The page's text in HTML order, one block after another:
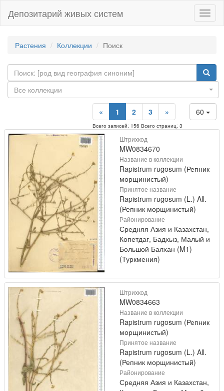
Депозитарий живых систем
Растения Коллекции Поиск
Все коллекции
60
« 1 2 3 »
Всего записей: 156 Всего страниц: 3
Штрихкод
MW0834670
Название в коллекции
Rapistrum rugosum (Репник
морщинистый)
Принятое название
Rapistrum rugosum (L.) All.
(Репник морщинистый)
Районирование
Средняя Азия и Казахстан,
Копетдаг, Бадхыз, Малый и
Большой Балхан (M1)
(Туркмения)
Штрихкод
MW0834663
Название в коллекции
Rapistrum rugosum (Репник
морщинистый)
Принятое название
Rapistrum rugosum (L.) All.
(Репник морщинистый)
Районирование
Средняя Азия и Казахстан,